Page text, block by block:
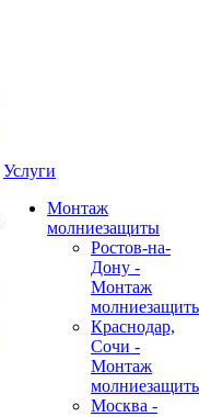
Услуги
Монтаж
молниезащиты
Ростов-на-
Дону -
Монтаж
Краснодар,
Сочи -
Монтаж
Москва -